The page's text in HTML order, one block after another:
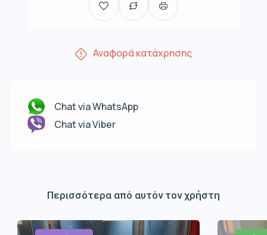
Αναφορά κατάχρησης
Chat via WhatsApp
Chat via Viber
Περισσότερα από αυτόν τον χρήστη